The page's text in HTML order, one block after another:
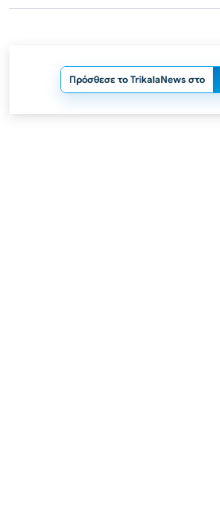
Πρόσθεσε το TrikalaNews στο